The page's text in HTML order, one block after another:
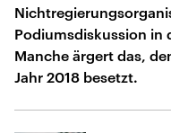
Podiumsdiskussion in
Manche ärgert das,
Jahr 2018 besetzt.